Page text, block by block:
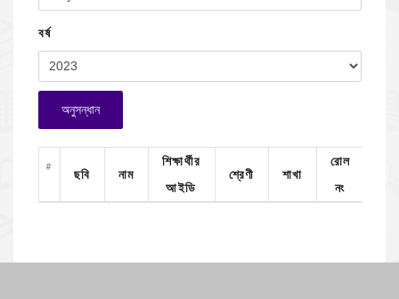
বর্ষ
অনুসন্ধান
#
ছবি নাম
শিক্ষার্থীর
আইডি
শ্রেণী শাখা
রোল
নং